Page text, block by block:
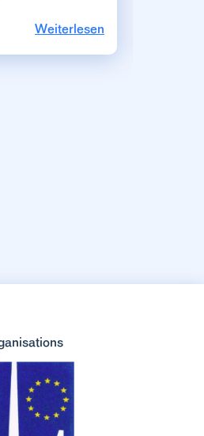
Weiterlesen